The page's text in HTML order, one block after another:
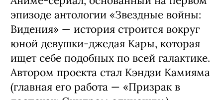
эпизоде антологии «Звездные войны:
Видения» — история строится вокруг
юной девушки-джедая Кары, которая
ищет себе подобных по всей галактике.
Автором проекта стал Кэндзи Камияма
(главная его работа — «Призрак в